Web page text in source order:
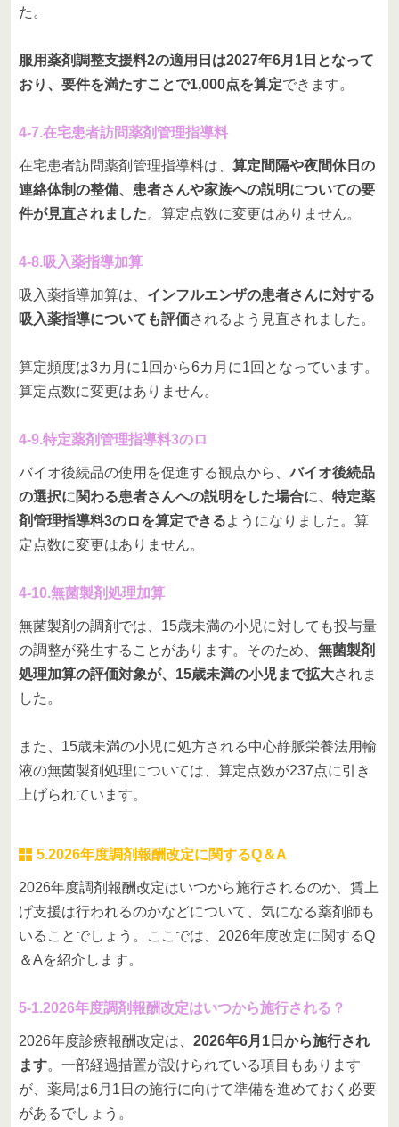
た。
服用薬剤調整支援料2の適用日は2027年6月1日となって
おり、要件を満たすことで1,000点を算定できます。
4-7.在宅患者訪問薬剤管理指導料
在宅患者訪問薬剤管理指導料は、 算定間隔や夜間休日の
連絡体制の整備、患者さんや家族への説明についての要
件が見直されました。算定点数に変更はありません。
4-8.吸入薬指導加算
吸入薬指導加算は、 インフルエンザの患者さんに対する
吸入薬指導についても評価されるよう見直されました。
算定頻度は3カ月に1回から6カ月に1回となっています。
算定点数に変更はありません。
4-9.特定薬剤管理指導料3のロ
バイオ後続品の使用を促進する観点から、バイオ後続品
の選択に関わる患者さんへの説明をした場合に、特定薬
剤管理指導料3のロを算定できるようになりました。算
定点数に変更はありません。
4-10.無菌製剤処理加算
無菌製剤の調剤では、15歳未満の小児に対しても投与量
の調整が発生することがあります。そのため、 無菌製剤
処理加算の評価対象が、15歳未満の小児まで拡大されま
した。
また、15歳未満の小児に処方される中心静脈栄養法用輸
液の無菌製剤処理については、算定点数が237点に引き
上げられています。
5.2026年度調剤報酬改定に関するQ＆A
2026年度調剤報酬改定はいつから施行されるのか、賃上
げ支援は行われるのかなどについて、気になる薬剤師も
いることでしょう。ここでは、2026年度改定に関するQ
＆Aを紹介します。
5-1.2026年度調剤報酬改定はいつから施行される？
2026年度診療報酬改定は、 2026年6月1日から施行され
ます。一部経過措置が設けられている項目もあります
が、薬局は6月1日の施行に向けて準備を進めておく必要
があるでしょう。